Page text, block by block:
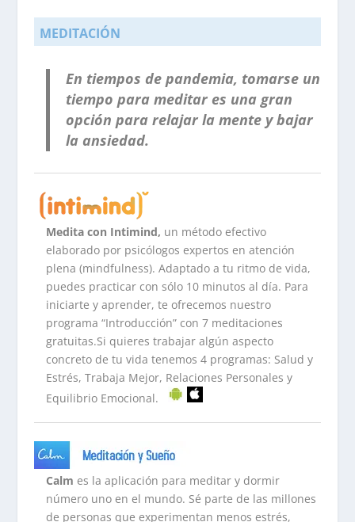
MEDITACIÓN
En tiempos de pandemia, tomarse un
tiempo para meditar es una gran
opción para relajar la mente y bajar
la ansiedad.
Medita con Intimind, un método efectivo
elaborado por psicólogos expertos en atención
plena (mindfulness). Adaptado a tu ritmo de vida,
puedes practicar con sólo 10 minutos al día. Para
iniciarte y aprender, te ofrecemos nuestro
programa “Introducción” con 7 meditaciones
gratuitas.Si quieres trabajar algún aspecto
concreto de tu vida tenemos 4 programas: Salud y
Estrés, Trabaja Mejor, Relaciones Personales y
Equilibrio Emocional.
Calm es la aplicación para meditar y dormir
número uno en el mundo. Sé parte de las millones
de personas que experimentan menos estrés,